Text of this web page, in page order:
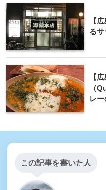
【
るサ
【
（
レ
この記事を書いた人